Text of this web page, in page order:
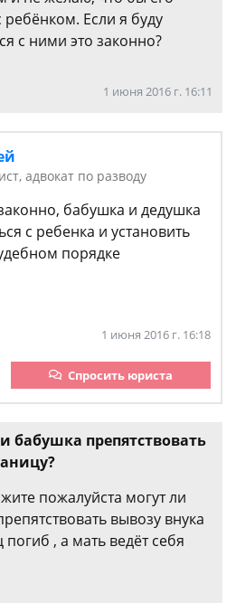
ребёнком. Если я буду
с ними это законно?
1 июня 2016 г. 16:11
адвокат по разводу
бабушка и дедушка
с ребенка и установить
порядке
1 июня 2016 г. 16:18
Спросить юриста
бабушка препятствовать
пожалуйста могут ли
вывозу внука
погиб , а мать ведёт себя